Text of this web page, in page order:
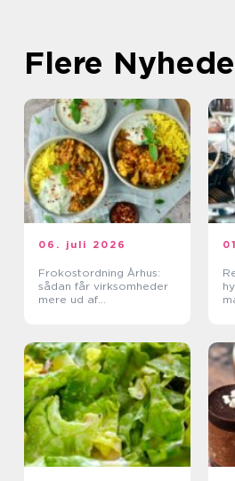
Flere
06. juli 2026
Frokostordning Århus:
sådan får virksomheder
mere ud af